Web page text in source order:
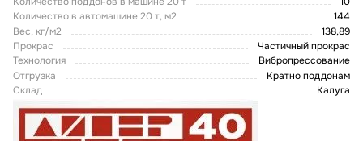
Количество в автомашине 20 т, м2
144
Вес, кг/м2
138,89
Прокрас
Частичный прокрас
Технология
Вибропрессование
Отгрузка
Кратно поддонам
Склад
Кaлугa